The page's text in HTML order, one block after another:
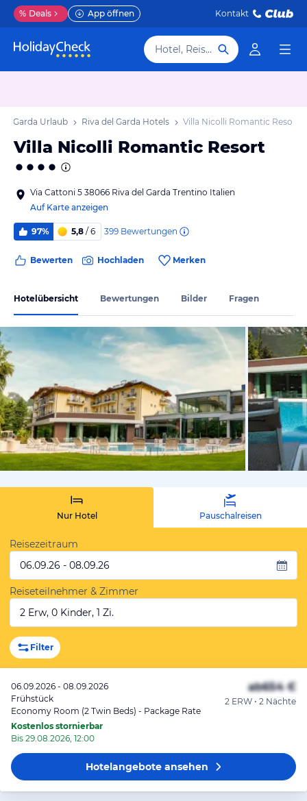
% Deals App öffnen Kontakt
Hotel, Reiseziel
Garda Urlaub Riva del Garda Hotels Villa Nicolli Romantic Resort
Villa Nicolli Romantic Resort
Via Cattoni 5 38066 Riva del Garda Trentino Italien
Auf Karte anzeigen
97% 5,8 / 6 399 Bewertungen
Bewerten Hochladen Merken
Hotelübersicht Bewertungen Bilder Fragen
vom
Nur Hotel Pauschalreisen
Reisezeitraum
06.09.26 - 08.09.26
Reiseteilnehmer & Zimmer
2 Erw, 0 Kinder, 1 Zi.
Filter
06.09.2026 - 08.09.2026
Frühstück
Economy Room (2 Twin Beds) - Package Rate
Kostenlos stornierbar
Bis 29.08.2026, 12:00
ab654 €
2 ERW • 2 Nächte
Hotelangeboteansehen